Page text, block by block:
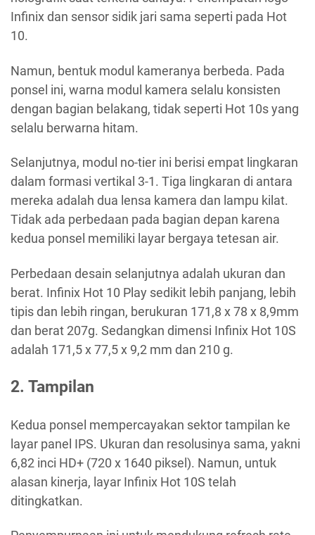
Infinix dan sensor sidik jari sama seperti pada Hot
10.
Namun, bentuk modul kameranya berbeda. Pada
ponsel ini, warna modul kamera selalu konsisten
dengan bagian belakang, tidak seperti Hot 10s yang
selalu berwarna hitam.
Selanjutnya, modul no-tier ini berisi empat lingkaran
dalam formasi vertikal 3-1. Tiga lingkaran di antara
mereka adalah dua lensa kamera dan lampu kilat.
Tidak ada perbedaan pada bagian depan karena
kedua ponsel memiliki layar bergaya tetesan air.
Perbedaan desain selanjutnya adalah ukuran dan
berat. Infinix Hot 10 Play sedikit lebih panjang, lebih
tipis dan lebih ringan, berukuran 171,8 x 78 x 8,9mm
dan berat 207g. Sedangkan dimensi Infinix Hot 10S
adalah 171,5 x 77,5 x 9,2 mm dan 210 g.
2. Tampilan
Kedua ponsel mempercayakan sektor tampilan ke
layar panel IPS. Ukuran dan resolusinya sama, yakni
6,82 inci HD+ (720 x 1640 piksel). Namun, untuk
alasan kinerja, layar Infinix Hot 10S telah
ditingkatkan.